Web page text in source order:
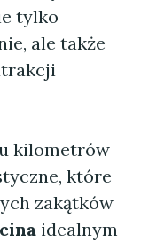
tylko
ale także
kilometrów
które
zakątków
idealnym